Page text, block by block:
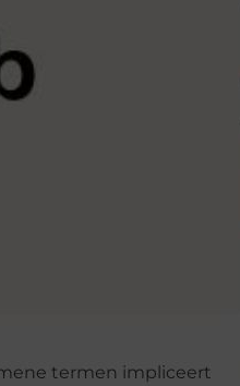
termen impliceert